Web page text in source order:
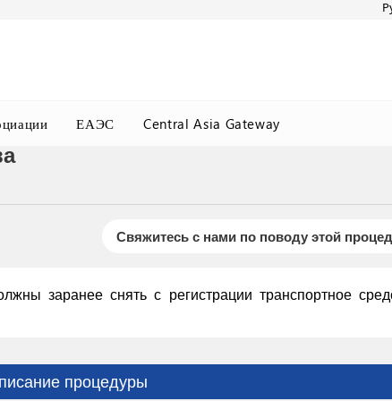
ЕАЭС Central Asia Gateway
Свяжитесь с нами по поводу этой
заранее снять с регистрации транспортное
процедуры